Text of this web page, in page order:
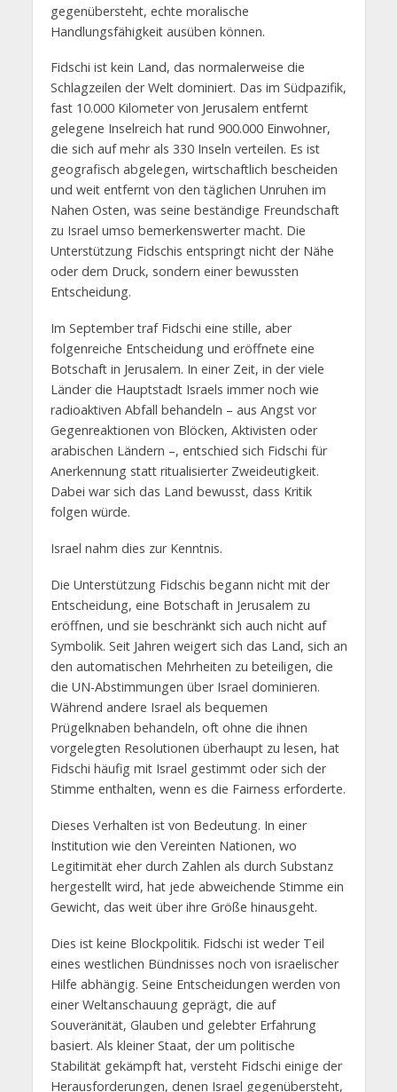
gegenübersteht, echte moralische
Handlungsfähigkeit ausüben können.
Fidschi ist kein Land, das normalerweise die
Schlagzeilen der Welt dominiert. Das im Südpazifik,
fast 10.000 Kilometer von Jerusalem entfernt
gelegene Inselreich hat rund 900.000 Einwohner,
die sich auf mehr als 330 Inseln verteilen. Es ist
geografisch abgelegen, wirtschaftlich bescheiden
und weit entfernt von den täglichen Unruhen im
Nahen Osten, was seine beständige Freundschaft
zu Israel umso bemerkenswerter macht. Die
Unterstützung Fidschis entspringt nicht der Nähe
oder dem Druck, sondern einer bewussten
Entscheidung.
Im September traf Fidschi eine stille, aber
folgenreiche Entscheidung und eröffnete eine
Botschaft in Jerusalem. In einer Zeit, in der viele
Länder die Hauptstadt Israels immer noch wie
radioaktiven Abfall behandeln – aus Angst vor
Gegenreaktionen von Blöcken, Aktivisten oder
arabischen Ländern –, entschied sich Fidschi für
Anerkennung statt ritualisierter Zweideutigkeit.
Dabei war sich das Land bewusst, dass Kritik
folgen würde.
Israel nahm dies zur Kenntnis.
Die Unterstützung Fidschis begann nicht mit der
Entscheidung, eine Botschaft in Jerusalem zu
eröffnen, und sie beschränkt sich auch nicht auf
Symbolik. Seit Jahren weigert sich das Land, sich an
den automatischen Mehrheiten zu beteiligen, die
die UN-Abstimmungen über Israel dominieren.
Während andere Israel als bequemen
Prügelknaben behandeln, oft ohne die ihnen
vorgelegten Resolutionen überhaupt zu lesen, hat
Fidschi häufig mit Israel gestimmt oder sich der
Stimme enthalten, wenn es die Fairness erforderte.
Dieses Verhalten ist von Bedeutung. In einer
Institution wie den Vereinten Nationen, wo
Legitimität eher durch Zahlen als durch Substanz
hergestellt wird, hat jede abweichende Stimme ein
Gewicht, das weit über ihre Größe hinausgeht.
Dies ist keine Blockpolitik. Fidschi ist weder Teil
eines westlichen Bündnisses noch von israelischer
Hilfe abhängig. Seine Entscheidungen werden von
einer Weltanschauung geprägt, die auf
Souveränität, Glauben und gelebter Erfahrung
basiert. Als kleiner Staat, der um politische
Stabilität gekämpft hat, versteht Fidschi einige der
Herausforderungen, denen Israel gegenübersteht,